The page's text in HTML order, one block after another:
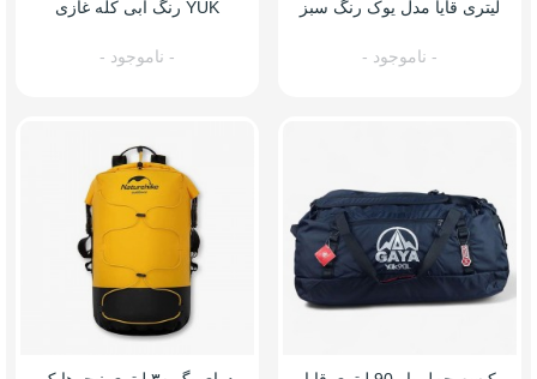
لیتری قایا مدل یوک رنگ سبز
- ناموجود -
YUK رنگ آبی کله غازی
- ناموجود -